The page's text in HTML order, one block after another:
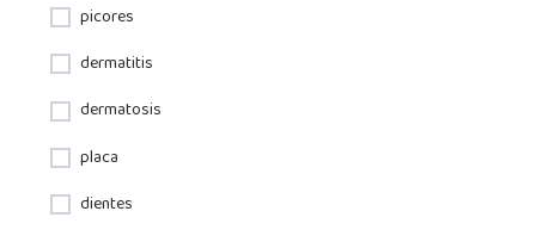
picores
dermatitis
dermatosis
placa
dientes